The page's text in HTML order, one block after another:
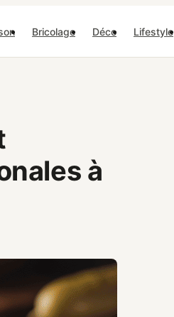
Bricolage Déco Lifestyle
à